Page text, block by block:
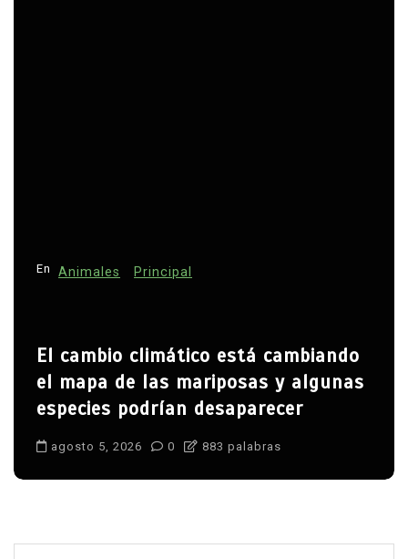
En Animales Principal
El cambio climático está cambiando
el mapa de las mariposas y algunas
especies podrían desaparecer
agosto 5, 2026 0 883 palabras